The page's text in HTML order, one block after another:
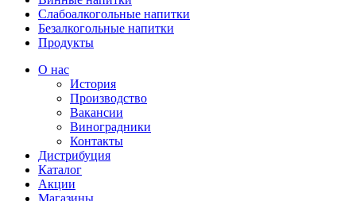
Слабоалкогольные напитки
Безалкогольные напитки
Продукты
О нас
История
Производство
Вакансии
Виноградники
Контакты
Дистрибуция
Каталог
Акции
Магазины